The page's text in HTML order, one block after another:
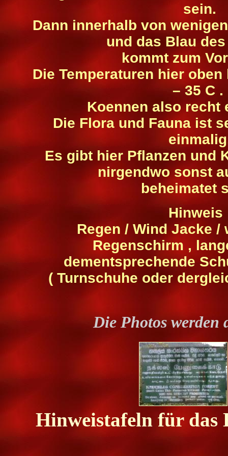
sein.
Dann innerhalb von
und das Blau
kommt zum
Die Temperaturen hier
– 35 C .
Koennen also recht
Die Flora und Fauna ist
Es gibt hier Pflanzen und
nirgendwo sonst
beheimatet
Hinweis
Regen / Wind Jacke /
Regenschirm ,
dementsprechende
( Turnschuhe oder
Die Photos
Hinweistafeln für das